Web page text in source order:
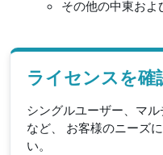
その他の中東およ
ライセンスを確
シングルユーザー、マ
など、 お客様のニーズ
い。